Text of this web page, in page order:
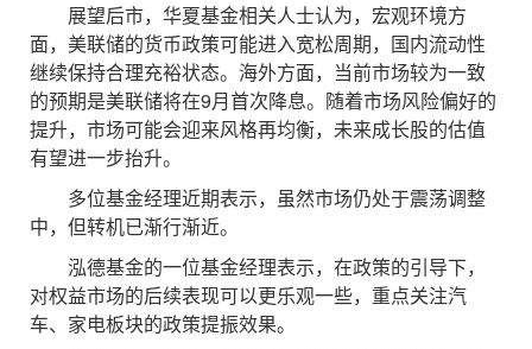
展望后市，华夏基金相关人士认为，宏观环境方
面，美联储的货币政策可能进入宽松周期，国内流动性
继续保持合理充裕状态。海外方面，当前市场较为一致
的预期是美联储将在9月首次降息。随着市场风险偏好的
提升，市场可能会迎来风格再均衡，未来成长股的估值
有望进一步抬升。
多位基金经理近期表示，虽然市场仍处于震荡调整
中，但转机已渐行渐近。
泓德基金的一位基金经理表示，在政策的引导下，
对权益市场的后续表现可以更乐观一些，重点关注汽
车、家电板块的政策提振效果。